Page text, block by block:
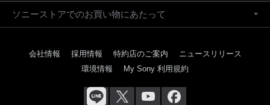
ソニーストアでのお買い物にあたって
会社情報 採用情報 特約店のご案内
ニュースリリース
環境情報
My Sony 利用規約